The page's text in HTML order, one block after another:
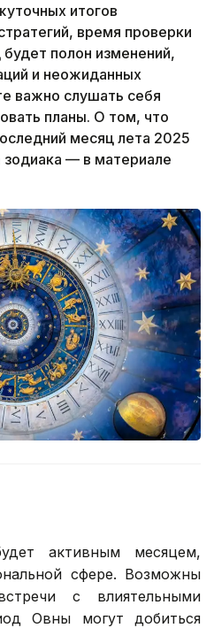
итогов
время проверки
полон изменений,
и неожиданных
важно слушать себя
планы. О том, что
месяц лета 2025
зодиака — в материале
активным месяцем,
сфере. Возможны
с влиятельными
Овны могут добиться